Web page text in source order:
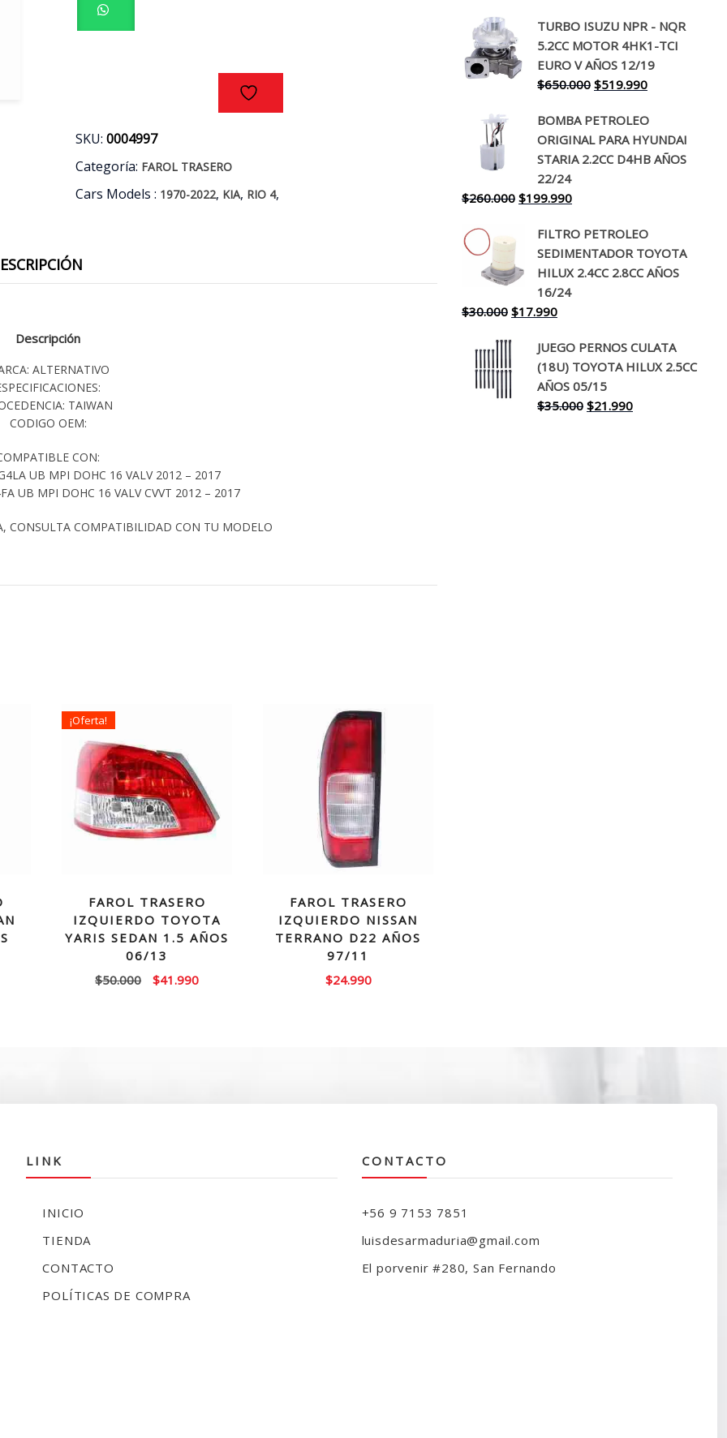
4
SKU:0004997
Categoría: FAROL TRASERO
Cars Models : 1970-2022, KIA, RIO 4,
Descripción
ALTERNATIVO
TAIWAN
CODIGO OEM:
CON:
UB MPI DOHC 16 VALV 2012 – 2017
UB MPI DOHC 16 VALV CVVT 2012 – 2017
CONSULTA COMPATIBILIDAD CON TU MODELO
¡Oferta!
FAROL TRASERO
IZQUIERDO TOYOTA
YARIS SEDAN 1.5 AÑOS
06/13
$50.000
El
$41.990El
FAROL TRASERO
IZQUIERDO NISSAN
TERRANO D22 AÑOS
97/11
$24.990
original
era:
$130.000.
actual
es:
$94.990.
TURBO ISUZU NPR - NQR
5.2CC MOTOR 4HK1-TCI
EURO V AÑOS 12/19
$650.000 El
original
era:
$650.000.
$519.990El
actual
es:
$519.990.
BOMBA PETROLEO
ORIGINAL PARA HYUNDAI
STARIA 2.2CC D4HB AÑOS
22/24
$260.000 El
original
era:
$260.000.
$199.990El
actual
es:
$199.990.
FILTRO PETROLEO
SEDIMENTADOR TOYOTA
HILUX 2.4CC 2.8CC AÑOS
16/24
$30.000 El
original
era:
$30.000.
$17.990El
actual
es:
$17.990.
JUEGO PERNOS CULATA
(18U) TOYOTA HILUX 2.5CC
AÑOS 05/15
$35.000 El
$21.990El
LINK
INICIO
TIENDA
CONTACTO
POLÍTICAS DE COMPRA
CONTACTO
+56 9 7153 7851
luisdesarmaduria@gmail.com
El porvenir #280, San Fernando